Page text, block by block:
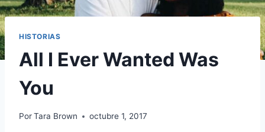
HISTORIAS
All I Ever Wanted Was
You
PorTara Brown octubre 1, 2017